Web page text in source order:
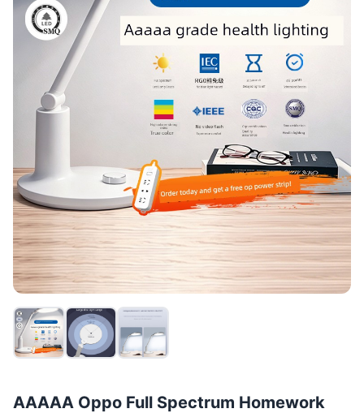
AAAAA Oppo Full Spectrum Homework